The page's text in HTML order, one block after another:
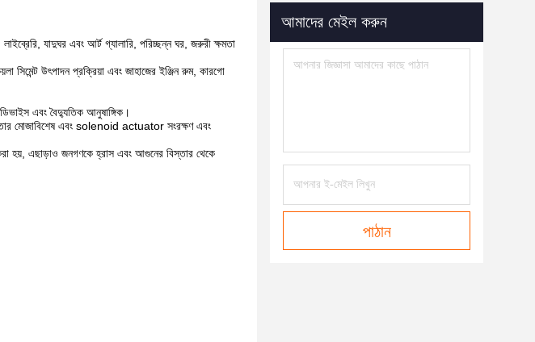
লাইব্রেরি, যাদুঘর এবং আর্ট গ্যালারি, পরিচ্ছন্ন ঘর, জরুরী ক্ষমতা
সিমেন্ট উৎপাদন প্রক্রিয়া এবং জাহাজের ইঞ্জিন রুম, কারগো
এবং বৈদ্যুতিক আনুষাঙ্গিক।
পাতার মোজাবিশেষ এবং solenoid actuator সংরক্ষণ এবং
করা হয়, এছাড়াও জনগণকে হ্রাস এবং আগুনের বিস্তার থেকে
আমাদের মেইল ​​করুন
পাঠান